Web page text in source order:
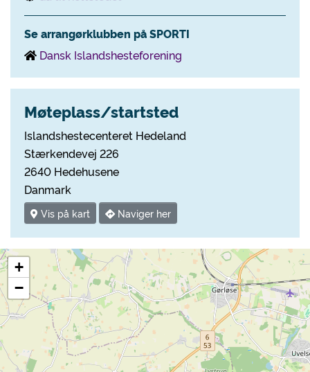
Se arrangørklubben på SPORTI
Dansk Islandshesteforening
Møteplass/startsted
Islandshestecenteret Hedeland
Stærkendevej 226
2640 Hedehusene
Danmark
Vis på kart Naviger her
+
−